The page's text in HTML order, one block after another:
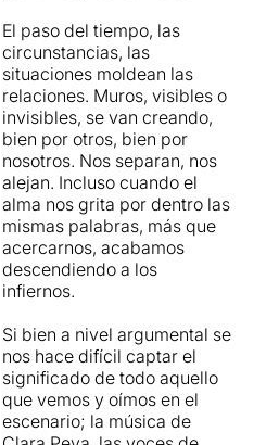
el cos està representat per
dos dels ballarins i l'ànima
pels dos cantants - actors.
Un espectacle de teatre
musical i dansa que se surt
de la norma, del que estem
acostumats a veure, però
amb el qual es connecta
molt, molt empàtic en
diversos moments; fins i tot
amb un punt d'humor i
crítica molt subtil.
entrevista amb un dels seus
protagonistes, l'Alessio
Arena -->
http://bit.ly/1bTYPo9
El paso del tiempo, las
circunstancias, las
situaciones moldean las
relaciones. Muros, visibles o
invisibles, se van creando,
bien por otros, bien por
nosotros. Nos separan, nos
alejan. Incluso cuando el
alma nos grita por dentro las
mismas palabras, más que
acercarnos, acabamos
descendiendo a los
infiernos.
Si bien a nivel argumental se
nos hace difícil captar el
significado de todo aquello
que vemos y oímos en el
escenario; la música de